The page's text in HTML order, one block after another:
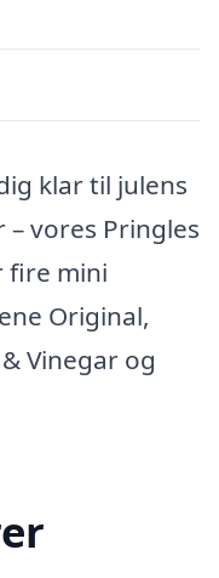
klar til julens
vores Pringles
fire mini
Original,
Vinegar og